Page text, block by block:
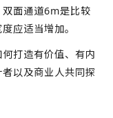
面通道6m是比较
应适当增加。
打造有价值、有内
者以及商业人共同探